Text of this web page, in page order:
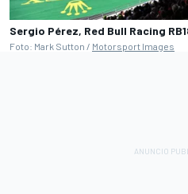
Sergio Pérez, Red Bull Racing
Foto: Mark Sutton / Motorsport Images